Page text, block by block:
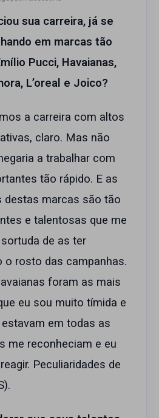
sua carreira, já se
em marcas tão
Pucci, Havaianas,
L’oreal e Joico?
a carreira com altos
claro. Mas não
a trabalhar com
tão rápido. E as
destas marcas são tão
e talentosas que me
de as ter
o rosto das campanhas.
foram as mais
eu sou muito tímida e
em todas as
me reconheciam e eu
Peculiaridades de